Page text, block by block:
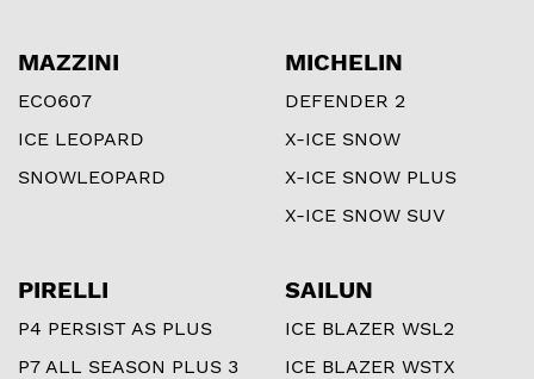
MAZZINI
ECO607
ICE LEOPARD
SNOWLEOPARD
MICHELIN
DEFENDER 2
X-ICE SNOW
X-ICE SNOW PLUS
X-ICE SNOW SUV
PIRELLI
P4 PERSIST AS PLUS
P7 ALL SEASON PLUS 3
SAILUN
ICE BLAZER WSL2
ICE BLAZER WSTX